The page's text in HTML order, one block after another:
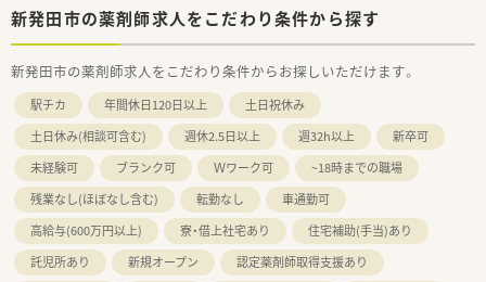
新発田市の薬剤師求人をこだわり条件から探す
新発田市の薬剤師求人をこだわり条件からお探しいただけます。
駅チカ 年間休日120日以上
土日祝休み
土日休み(相談可含む)
週休2.5日以上 週32h以上
新卒可
未経験可
ブランク可 Ｗワーク可
~18時までの職場
残業なし(ほぼなし含む)
転勤なし
車通勤可
高給与(600万円以上)
寮・借上社宅あり
住宅補助(手当)あり
託児所あり
新規オープン
認定薬剤師取得支援あり